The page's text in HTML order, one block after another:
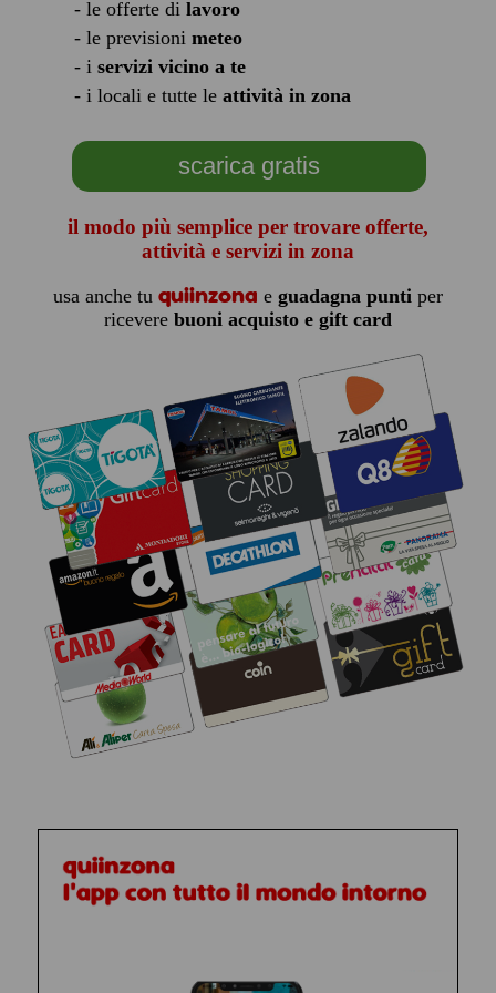
- le offerte di lavoro
- le previsioni meteo
- i servizi vicino a te
- i locali e tutte le attività in zona
scarica gratis
il modo più semplice per trovare offerte,
attività e servizi in zona
usa anche tu quiinzona e guadagna puntiper
ricevere buoni acquisto e gift card